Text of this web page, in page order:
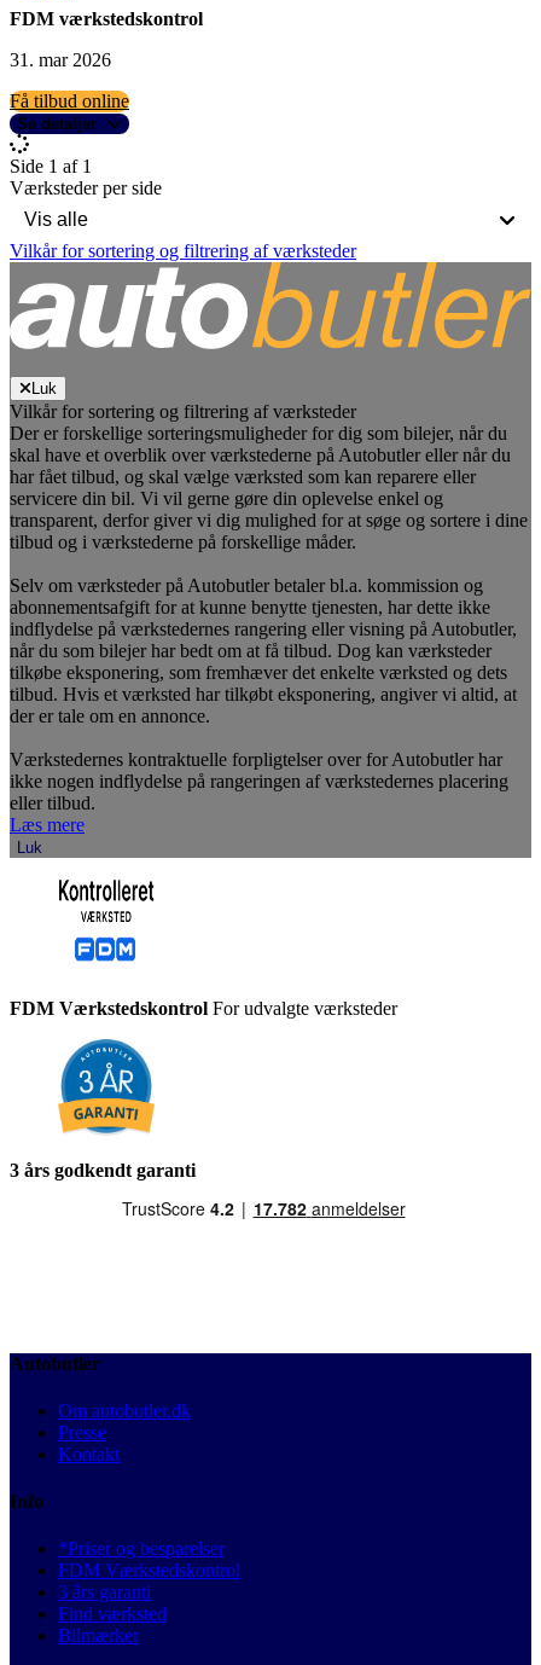
FDM værkstedskontrol
31. mar 2026
Få tilbud online
Se detaljer
Side 1 af 1
Værksteder per side
Vilkår for sortering og filtrering af værksteder
Luk
Vilkår for sortering og filtrering af værksteder
Der er forskellige sorteringsmuligheder for dig som bilejer, når du
skal have et overblik over værkstederne på Autobutler eller når du
har fået tilbud, og skal vælge værksted som kan reparere eller
servicere din bil. Vi vil gerne gøre din oplevelse enkel og
transparent, derfor giver vi dig mulighed for at søge og sortere i dine
tilbud og i værkstederne på forskellige måder.
Selv om værksteder på Autobutler betaler bl.a. kommission og
abonnementsafgift for at kunne benytte tjenesten, har dette ikke
indflydelse på værkstedernes rangering eller visning på Autobutler,
når du som bilejer har bedt om at få tilbud. Dog kan værksteder
tilkøbe eksponering, som fremhæver det enkelte værksted og dets
tilbud. Hvis et værksted har tilkøbt eksponering, angiver vi altid, at
der er tale om en annonce.
Værkstedernes kontraktuelle forpligtelser over for Autobutler har
ikke nogen indflydelse på rangeringen af værkstedernes placering
eller tilbud.
Læs mere
Luk
FDM Værkstedskontrol For udvalgte værksteder
3 års godkendt garanti
Autobutler
Om autobutler.dk
Presse
Kontakt
Info
*Priser og besparelser
FDM Værkstedskontrol
3 års garanti
Find værksted
Bilmærker